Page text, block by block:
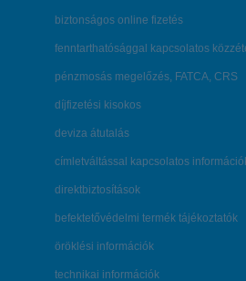
biztonságos online fizetés
fenntarthatósággal kapcsolatos
pénzmosás megelőzés, FATCA, CRS
díjfizetési kisokos
deviza átutalás
címletváltással kapcsolatos
direktbiztosítások
befektetővédelmi termék tájékoztatók
öröklési információk
technikai információk